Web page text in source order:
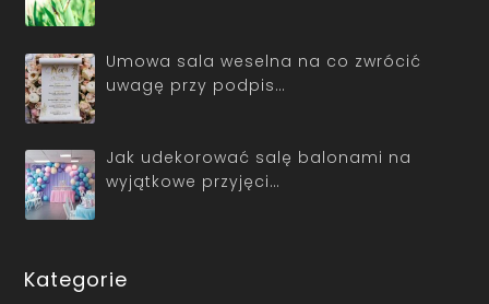
Umowa sala weselna na co zwrócić
uwagę przy podpis…
Jak udekorować salę balonami na
wyjątkowe przyjęci…
Kategorie